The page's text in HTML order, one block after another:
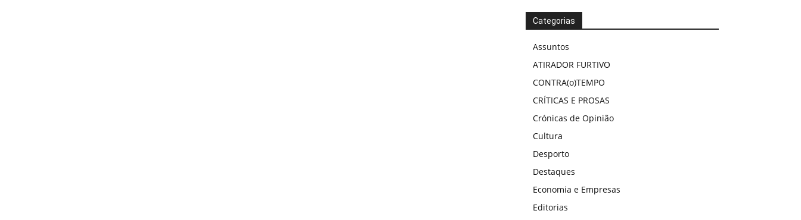
Categorias
Assuntos
ATIRADOR FURTIVO
CONTRA(o)TEMPO
CRÍTICAS E PROSAS
Crónicas de Opinião
Cultura
Desporto
Destaques
Economia e Empresas
Editorias